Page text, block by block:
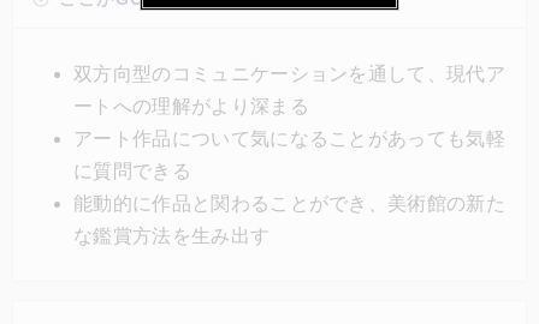
り、鑑賞者が作品に話しかけるとその質問に応じて返
事が戻ってくるという仕組みで、作品に関することで
あれば何でも答えられるという。
双方向型のコミュニケーションを通して、現代ア
ートへの理解がより深まる
アート作品について気になることがあっても気軽
に質問できる
能動的に作品と関わることができ、美術館の新た
な鑑賞方法を生み出す